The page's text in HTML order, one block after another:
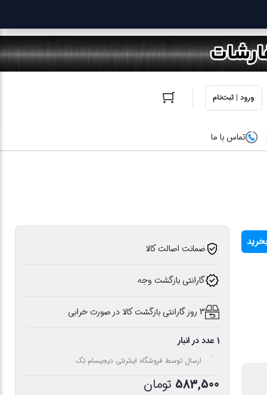
ورود | ثبت‌نام
تماس با ما
ضمانت اصالت کالا
گارانتی بازگشت وجه
3 روز گارانتی بازگشت کالا در صورت خرابی
1 عدد در انبار
ارسال توسط فروشگاه اینترنتی دیجیسام تِک
583,500 تومان